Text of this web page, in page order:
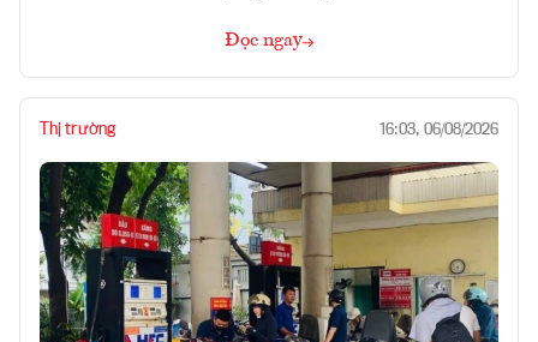
Đọc ngay
Thị trường 16:03, 06/08/2026